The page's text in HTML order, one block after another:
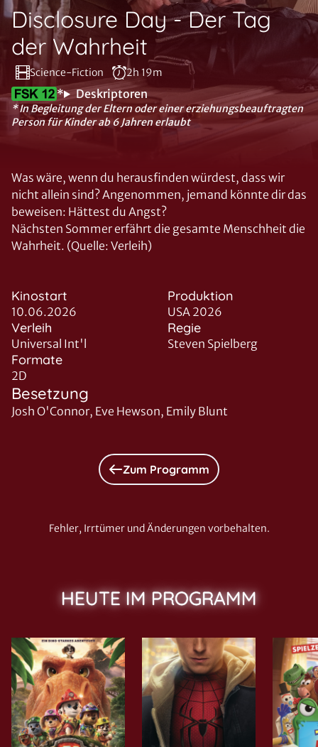
Disclosure Day - Der Tag
der Wahrheit
Science-Fiction 2h 19m
* Deskriptoren
* In Begleitung der Eltern oder einer erziehungsbeauftragten
Person für Kinder ab 6 Jahren erlaubt
Was wäre, wenn du herausfinden würdest, dass wir
nicht allein sind? Angenommen, jemand könnte dir das
beweisen: Hättest du Angst?
Nächsten Sommer erfährt die gesamte Menschheit die
Wahrheit. (Quelle: Verleih)
Kinostart
10.06.2026
Produktion
USA 2026
Verleih
Universal Int'l
Regie
Steven Spielberg
Formate
2D
Besetzung
Josh O'Connor, Eve Hewson, Emily Blunt
Zum Programm
Fehler, Irrtümer und Änderungen vorbehalten.
HEUTE IM PROGRAMM